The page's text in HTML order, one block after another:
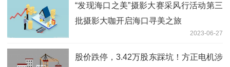
“发现海口之美”摄影大赛采风行活动第三
批摄影大咖开启海口寻美之旅
2023-06-27
股价跌停，3.42万股东踩坑！方正电机涉